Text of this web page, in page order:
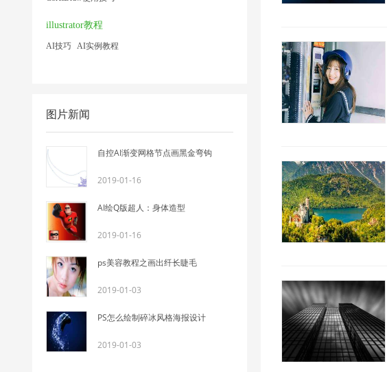
illustrator教程
AI技巧 AI实例教程
图片新闻
自控AI渐变网格节点画黑金弯钩
2019-01-16
AI绘Q版超人：身体造型
2019-01-16
ps美容教程之画出纤长睫毛
2019-01-03
PS怎么绘制碎冰风格海报设计
2019-01-03